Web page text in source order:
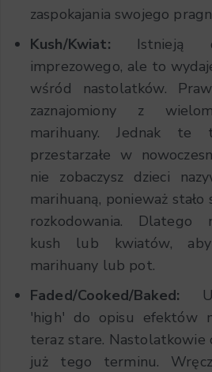
zaspokajania swojego
Kush/Kwiat:
Istnieją
imprezowego, ale to
wśród nastolatków.
zaznajomiony z
marihuany. Jednak te
przestarzałe w
nie zobaczysz dzieci
marihuaną, ponieważ
rozkodowania. Dlatego
kush lub kwiatów,
marihuany lub pot.
Faded/Cooked/Baked:
'high' do opisu efektów
teraz stare. Nastolatkowie
już tego terminu.